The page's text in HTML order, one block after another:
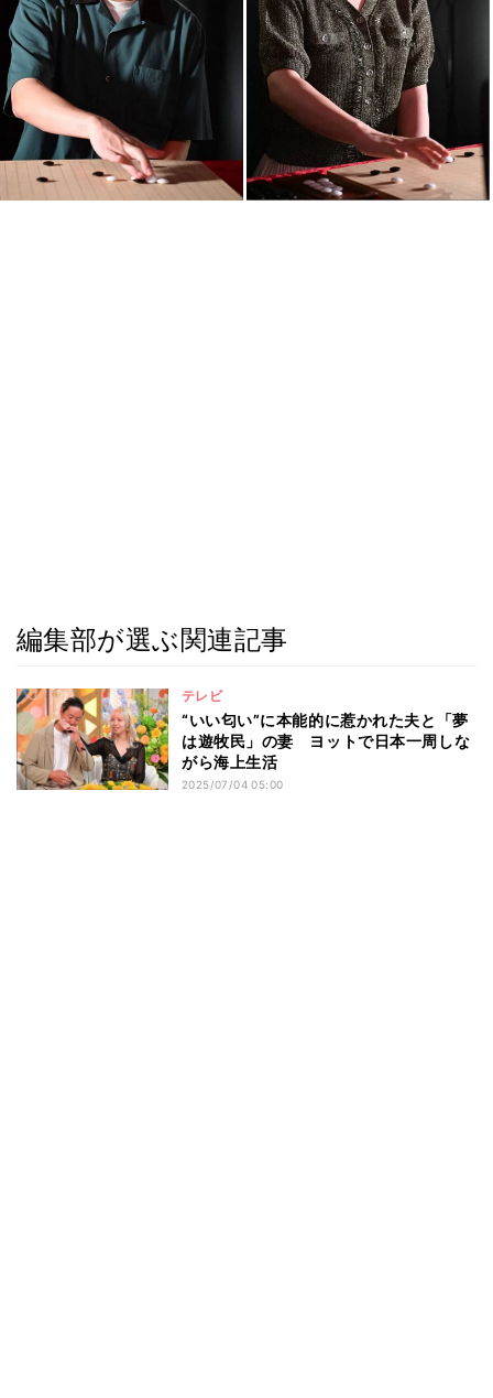
編集部が選ぶ関連記事
テレビ
“いい匂い”に本能的に惹かれた夫と「夢
は遊牧民」の妻 ヨットで日本一周しな
がら海上生活
2025/07/04 05:00